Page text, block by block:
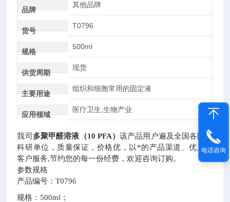
品牌
其他品牌
货号
T0796
规格
500ml
供货周期
现货
主要用途
组织和细胞常用的固定液
应用领域
医疗卫生,生物产业
我司 多聚甲醛溶液（10 PFA）该产品用户遍及全国各院校
科研单位，质量保证，价格优，以*的产品渠道、优质的
客户服务,节约您的每一份经费，欢迎咨询订购。
参数规格
产品编号：T0796
规格：500ml；
电话咨询